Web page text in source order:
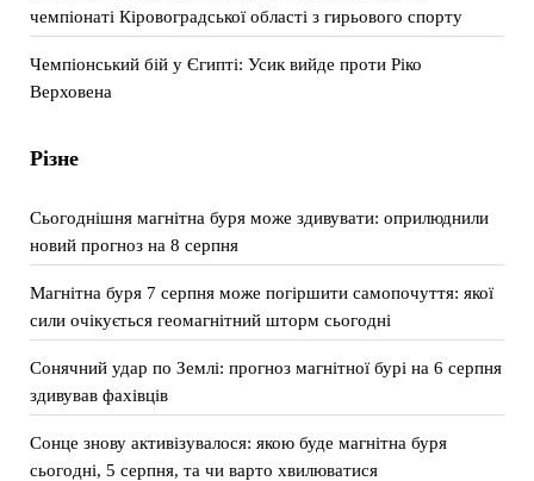
чемпіонаті Кіровоградської області з гирьового спорту
Чемпіонський бій у Єгипті: Усик вийде проти Ріко
Верховена
Різне
Сьогоднішня магнітна буря може здивувати: оприлюднили
новий прогноз на 8 серпня
Магнітна буря 7 серпня може погіршити самопочуття: якої
сили очікується геомагнітний шторм сьогодні
Сонячний удар по Землі: прогноз магнітної бурі на 6 серпня
здивував фахівців
Сонце знову активізувалося: якою буде магнітна буря
сьогодні, 5 серпня, та чи варто хвилюватися